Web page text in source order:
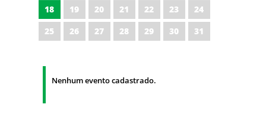
18
19 20 21 22 23
24
25
26 27 28 29 30 31
Nenhum evento cadastrado.